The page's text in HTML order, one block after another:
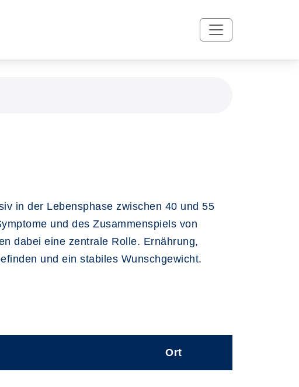
in der Lebensphase zwischen 40 und 55
und des Zusammenspiels von
dabei eine zentrale Rolle. Ernährung,
und ein stabiles Wunschgewicht.
Ort